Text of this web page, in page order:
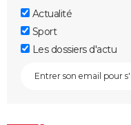
Actualité
Sport
Les dossiers d'actu